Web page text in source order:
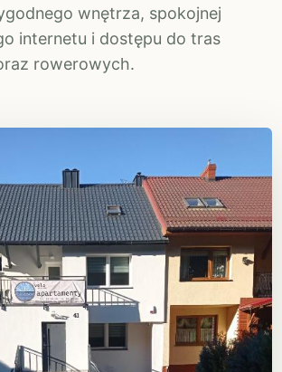
wnętrza, spokojnej
internetu i dostępu do tras
rowerowych.